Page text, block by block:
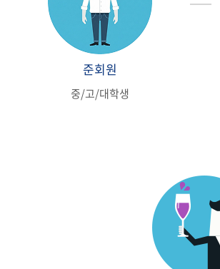
준회원
중/고/대학생